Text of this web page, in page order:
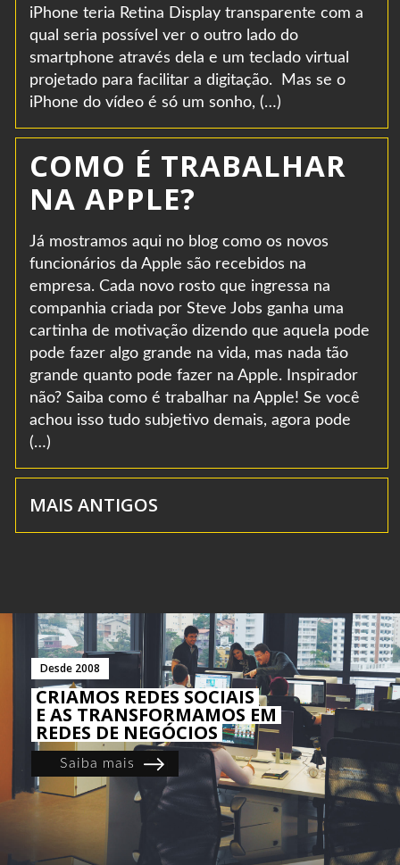
iPhone teria Retina Display transparente com a
qual seria possível ver o outro lado do
smartphone através dela e um teclado virtual
projetado para facilitar a digitação. Mas se o
iPhone do vídeo é só um sonho, (…)
COMO É TRABALHAR
NA APPLE?
Já mostramos aqui no blog como os novos
funcionários da Apple são recebidos na
empresa. Cada novo rosto que ingressa na
companhia criada por Steve Jobs ganha uma
cartinha de motivação dizendo que aquela pode
pode fazer algo grande na vida, mas nada tão
grande quanto pode fazer na Apple. Inspirador
não? Saiba como é trabalhar na Apple! Se você
achou isso tudo subjetivo demais, agora pode
(…)
MAIS ANTIGOS
Desde 2008
CRIAMOS REDES SOCIAIS
E AS TRANSFORMAMOS EM
REDES DE NEGÓCIOS
Saiba mais